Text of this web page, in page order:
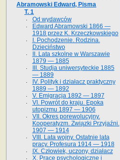
Abramowski Edward, Pisma
T. 1
Od wydawców
Edward Abramowski 1866 —
1918 przez K. Krzeczkowskiego
I. Pochodzenie. Rodzina.
Dzieciństwo
II. Lata szkolne w Warszawie
1879 — 1885
III. Studja uniwersyteckie 1885
— 1889
IV. Polityk i działacz praktyczny
1889 — 1892
V. Emigracja 1892 — 1897
VI. Powrót do kraju. Epoka
utopizmu 1897 — 1906
VII. Okres porewolucyjny.
Kooperatyzm. Związki Przyjaźni.
1907 — 1914
VIII. Lata wojny. Ostatnie lata
pracy. Profesura 1914 — 1918
IX. Człowiek, uczony, działacz
X. Prace psychologiczne i